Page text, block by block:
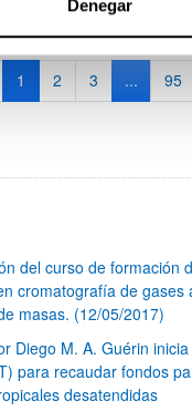
Denegar
incluídos)
Página
1 Página
2 Página
3 ...Páginas
95
del curso de formación
cromatografía de gases
masas. (12/05/2017)
Diego M. A. Guérin
para recaudar fondos
desatendidas